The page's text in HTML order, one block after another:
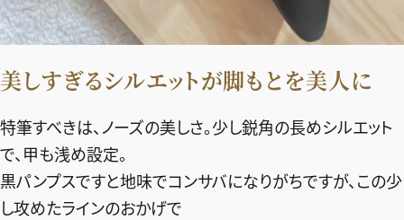
エクラ掲載品
イーバイエクラ
FOLLOW US
ファッション、ライフスタイル、
美しすぎるシルエットが脚もとを美人に
特筆すべきは、ノーズの美しさ。少し鋭角の長めシルエット
で、甲も浅め設定。
黒パンプスですと地味でコンサバになりがちですが、この少
し攻めたラインのおかげで